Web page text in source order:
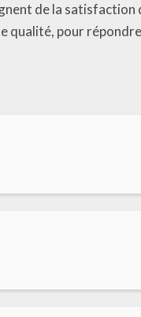
de la satisfaction
qualité, pour